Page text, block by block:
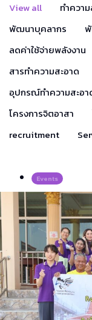
View all ทำควา
พัฒนาบุคลากร
ลดค่าใช้จ่ายพลังงาน
สารทำความสะอาด
อุปกรณ์ทำความสะอา
โครงการจิตอาสา
recruitment
Events